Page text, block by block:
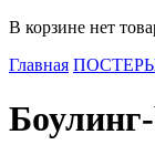
В корзине нет
Главная